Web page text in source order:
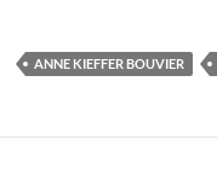
ANNE KIEFFER BOUVIER